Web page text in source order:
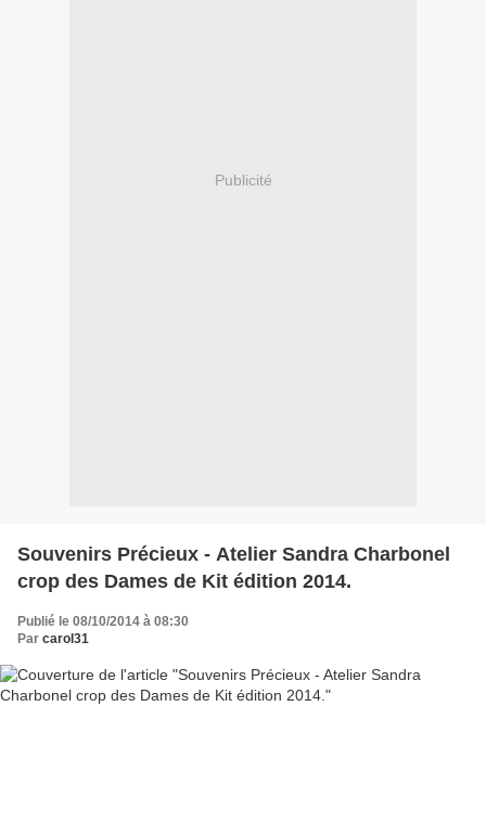
Publicité
Souvenirs Précieux - Atelier Sandra Charbonel
crop des Dames de Kit édition 2014.
Publié le 08/10/2014 à 08:30
Par carol31